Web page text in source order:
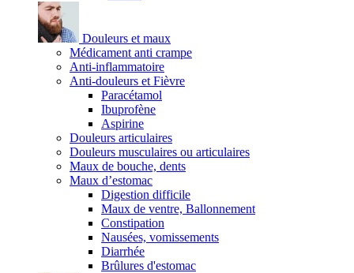
Douleurs et maux
Médicament anti crampe
Anti-inflammatoire
Anti-douleurs et Fièvre
Paracétamol
Ibuprofène
Aspirine
Douleurs articulaires
Douleurs musculaires ou articulaires
Maux de bouche, dents
Maux d’estomac
Digestion difficile
Maux de ventre, Ballonnement
Constipation
Nausées, vomissements
Diarrhée
Brûlures d'estomac